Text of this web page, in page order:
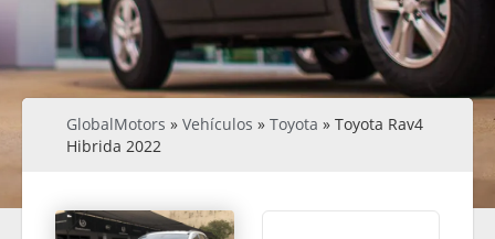
GlobalMotors » Vehículos » Toyota » Toyota Rav4
Hibrida 2022